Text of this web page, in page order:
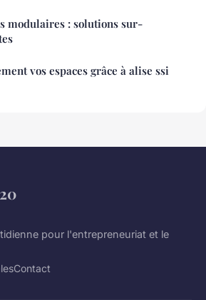
modulaires : solutions sur-
vos espaces grâce à alise ssi
pour l'entrepreneuriat et le
Contact